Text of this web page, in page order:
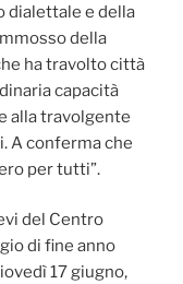
dialettale e della
della
ha travolto città
capacità
alla travolgente
A conferma che
per tutti”.
del Centro
di fine anno
17 giugno,